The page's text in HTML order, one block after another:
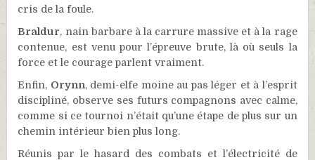
cris de la foule.
Braldur, nain barbare à la carrure massive et à la rage
contenue, est venu pour l’épreuve brute, là où seuls la
force et le courage parlent vraiment.
Enfin, Orynn, demi-elfe moine au pas léger et à l’esprit
discipliné, observe ses futurs compagnons avec calme,
comme si ce tournoi n’était qu’une étape de plus sur un
chemin intérieur bien plus long.
Réunis par le hasard des combats et l’électricité de